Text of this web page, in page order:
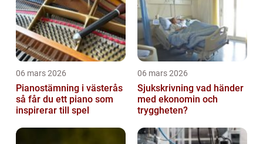
06 mars 2026
Pianostämning i västerås
så får du ett piano som
inspirerar till spel
06 mars 2026
Sjukskrivning vad händer
med ekonomin och
tryggheten?